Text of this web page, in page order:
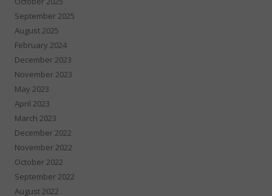
September 2025
August 2025
February 2024
December 2023
November 2023
May 2023
April 2023
March 2023
December 2022
November 2022
October 2022
September 2022
August 2022